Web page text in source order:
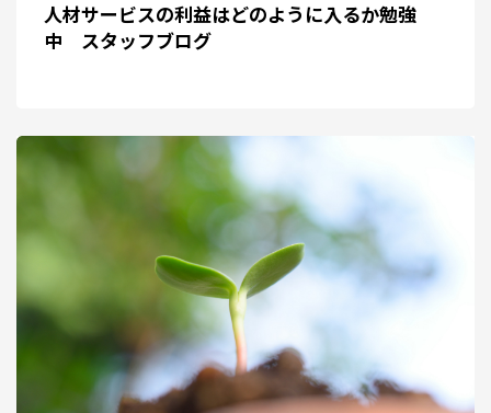
人材サービスの利益はどのように入るか勉強
中 スタッフブログ